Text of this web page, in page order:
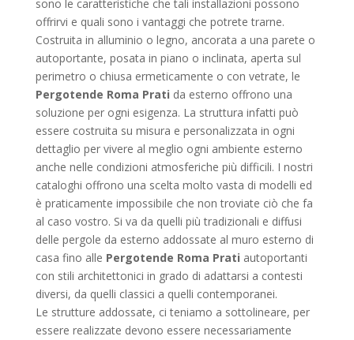
sono le caratteristiche che tali installazioni possono
offrirvi e quali sono i vantaggi che potrete trarne.
Costruita in alluminio o legno, ancorata a una parete o
autoportante, posata in piano o inclinata, aperta sul
perimetro o chiusa ermeticamente o con vetrate, le
Pergotende Roma Prati da esterno offrono una
soluzione per ogni esigenza. La struttura infatti può
essere costruita su misura e personalizzata in ogni
dettaglio per vivere al meglio ogni ambiente esterno
anche nelle condizioni atmosferiche più difficili. I nostri
cataloghi offrono una scelta molto vasta di modelli ed
è praticamente impossibile che non troviate ciò che fa
al caso vostro. Si va da quelli più tradizionali e diffusi
delle pergole da esterno addossate al muro esterno di
casa fino alle Pergotende Roma Prati autoportanti
con stili architettonici in grado di adattarsi a contesti
diversi, da quelli classici a quelli contemporanei.
Le strutture addossate, ci teniamo a sottolineare, per
essere realizzate devono essere necessariamente